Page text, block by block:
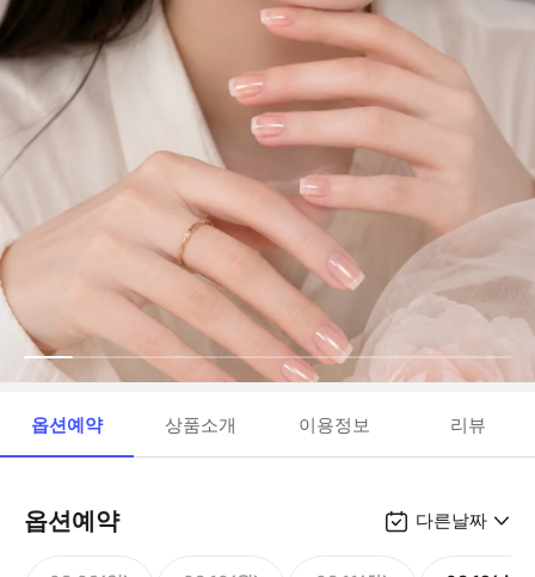
옵션예약 상품소개 이용정보 리뷰
옵션예약 다른날짜